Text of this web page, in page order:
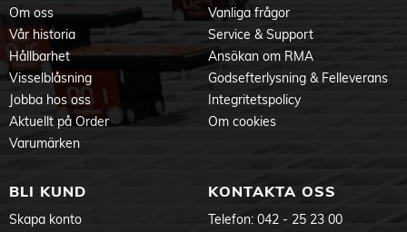
Om oss
Vår historia
Hållbarhet
Visselblåsning
Jobba hos oss
Aktuellt på Order
Varumärken
Vanliga frågor
Service & Support
Ansökan om RMA
Godsefterlysning & Felleverans
Integritetspolicy
Om cookies
BLI KUND
Skapa konto
KONTAKTA OSS
Telefon: 042 - 25 23 00